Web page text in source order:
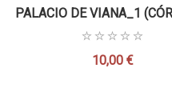
PALACIO DE VIANA_1
Precio
10,00 €